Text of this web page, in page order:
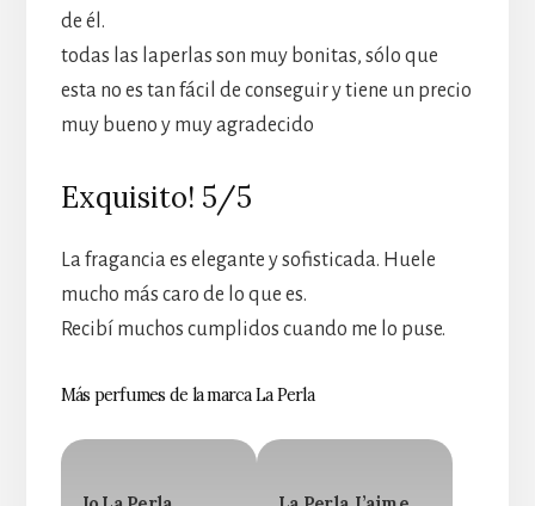
de él.
todas las laperlas son muy bonitas, sólo que
esta no es tan fácil de conseguir y tiene un precio
muy bueno y muy agradecido
Exquisito! 5/5
La fragancia es elegante y sofisticada. Huele
mucho más caro de lo que es.
Recibí muchos cumplidos cuando me lo puse.
Más perfumes de la marca La Perla